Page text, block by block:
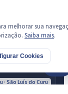
· São Luís do Curu
melhorar sua
Saiba mais.
Cookies